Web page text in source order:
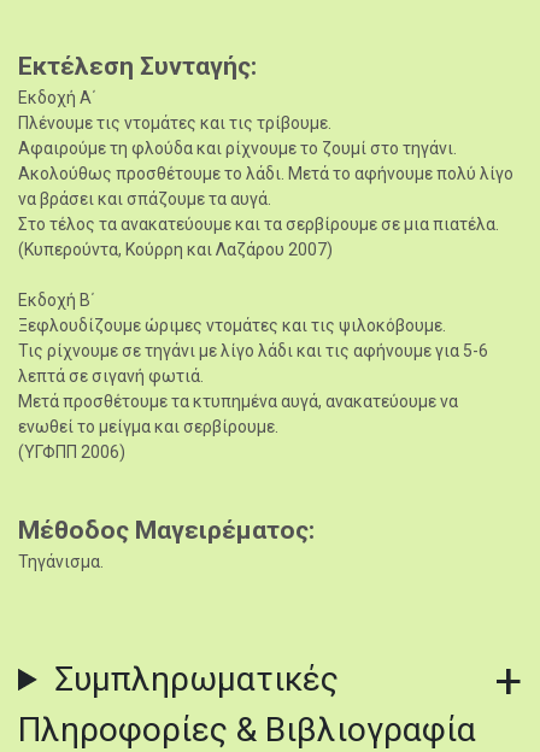
Εκτέλεση Συνταγής
Εκδοχή Α΄
Πλένουμε τις ντομάτες και τις τρίβουμε.
Αφαιρούμε τη φλούδα και ρίχνουμε το ζουμί στο τηγάνι.
Ακολούθως προσθέτουμε το λάδι. Μετά το αφήνουμε πολύ λίγο
να βράσει και σπάζουμε τα αυγά.
Στο τέλος τα ανακατεύουμε και τα σερβίρουμε σε μια πιατέλα.
(Κυπερούντα, Κούρρη και Λαζάρου 2007)
Εκδοχή Β΄
Ξεφλουδίζουμε ώριμες ντομάτες και τις ψιλοκόβουμε.
Τις ρίχνουμε σε τηγάνι με λίγο λάδι και τις αφήνουμε για 5-6
λεπτά σε σιγανή φωτιά.
Μετά προσθέτουμε τα κτυπημένα αυγά, ανακατεύουμε να
ενωθεί το μείγμα και σερβίρουμε.
(ΥΓΦΠΠ 2006)
Μέθοδος Μαγειρέματος
Τηγάνισμα.
Συμπληρωματικές
Πληροφορίες & Βιβλιογραφία